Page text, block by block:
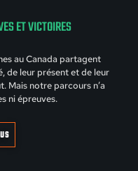
ET VICTOIRES
au Canada partagent
de leur présent et de leur
Mais notre parcours n’a
ni épreuves.